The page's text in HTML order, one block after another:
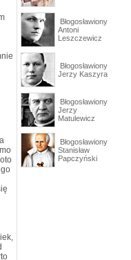
Błogosławiony
Antoni
Leszczewicz
Błogosławiony
Jerzy Kaszyra
Błogosławiony
Jerzy
Matulewicz
Błogosławiony
Stanisław
Papczyński